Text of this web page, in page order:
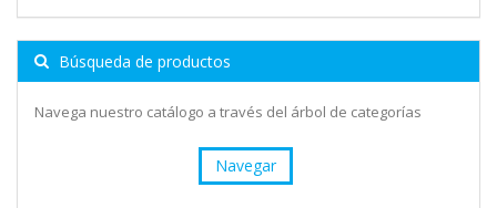
Búsqueda de productos
Navega nuestro catálogo a través del árbol de categorías
Navegar